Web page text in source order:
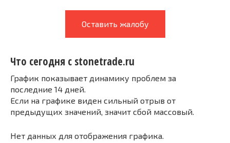
Оставить жалобу
Что сегодня с stonetrade.ru
График показывает динамику проблем за
последние 14 дней.
Если на графике виден сильный отрыв от
предыдущих значений, значит сбой массовый.
Нет данных для отображения графика.